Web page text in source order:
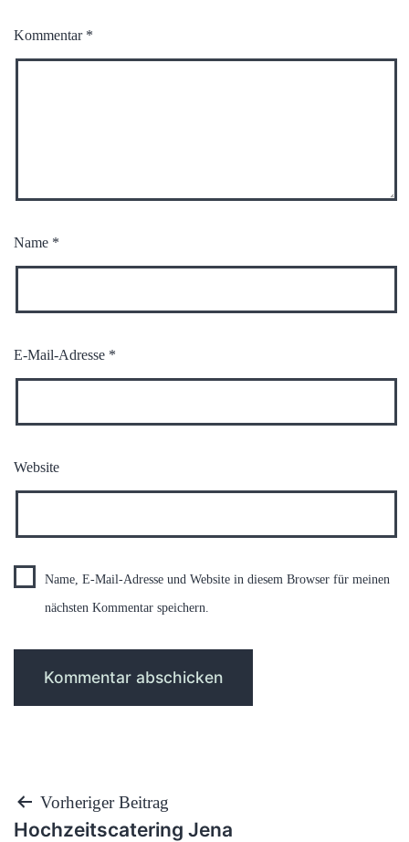
Kommentar *
Name *
E-Mail-Adresse *
Website
Name, E-Mail-Adresse und Website in diesem Browser für meinen
nächsten Kommentar speichern.
Beitragsnavigation
Vorheriger Beitrag
Hochzeitscatering Jena